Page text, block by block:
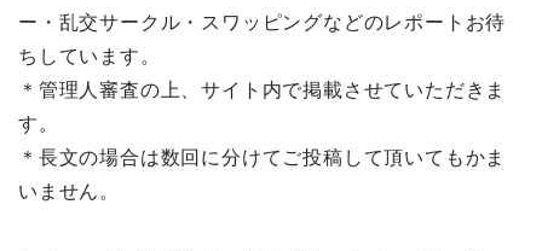
ー・乱交サークル・スワッピングなどのレポートお待
ちしています。
＊管理人審査の上、サイト内で掲載させていただきま
す。
＊長文の場合は数回に分けてご投稿して頂いてもかま
いません。